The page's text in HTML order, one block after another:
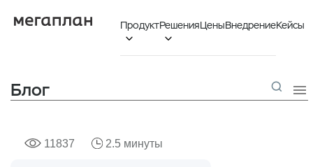
Продукт

Решения

ЦеныВнедрениеКейсы
Блог 
11837 2.5 минуты